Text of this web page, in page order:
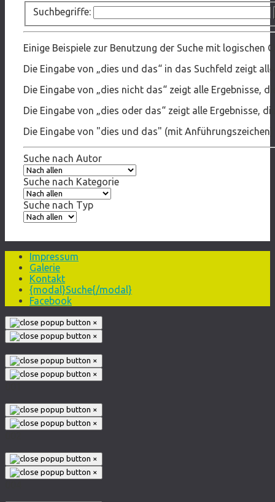
Suchbegriffe:
Einige Beispiele zur Benutzung der Suche mit logischen
Die Eingabe von
„dies und das“ in das Suchfeld zeigt
Die Eingabe von
„dies nicht das“ zeigt alle Ergebnisse,
Die Eingabe von
„dies oder das“ zeigt alle Ergebnisse,
Die Eingabe von "dies und das" (mit
Suche nach Autor
Suche nach Kategorie
Suche nach Typ
Impressum
Galerie
Kontakt
{modal}Suche{/modal}
Facebook
×
×
×
×
×
×
×
×